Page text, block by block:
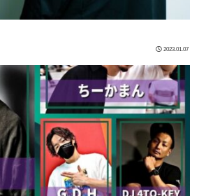
2023.01.07